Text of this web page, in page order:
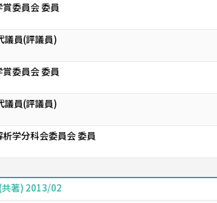
委員会 委員
議員(評議員)
委員会 委員
議員(評議員)
学分科会委員会 委員
著) 2013/02